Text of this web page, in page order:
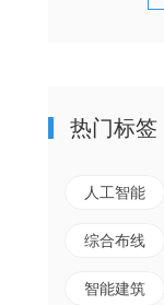
热门标签
人工智能
综合布线
智能建筑